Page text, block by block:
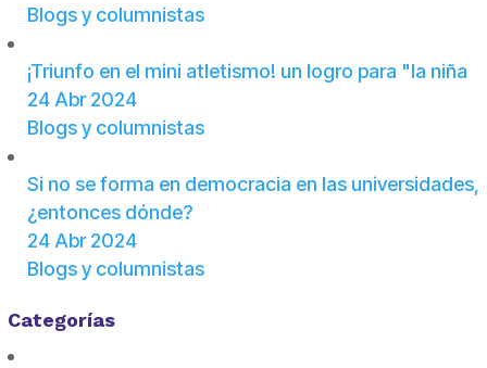
Blogs y columnistas
¡Triunfo en el mini atletismo! un logro para "la niña
24 Abr 2024
Blogs y columnistas
Si no se forma en democracia en las universidades,
¿entonces dónde?
24 Abr 2024
Blogs y columnistas
Categorías